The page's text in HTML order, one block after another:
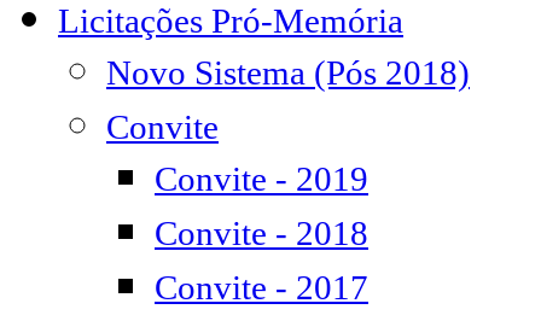
Licitações Pró-Memória
Novo Sistema (Pós 2018)
Convite
Convite - 2019
Convite - 2018
Convite - 2017